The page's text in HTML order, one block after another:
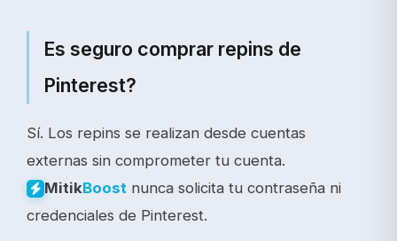
Es seguro comprar repins de
Pinterest?
Sí. Los repins se realizan desde cuentas
externas sin comprometer tu cuenta.
MitikBoost nunca solicita tu contraseña ni
credenciales de Pinterest.